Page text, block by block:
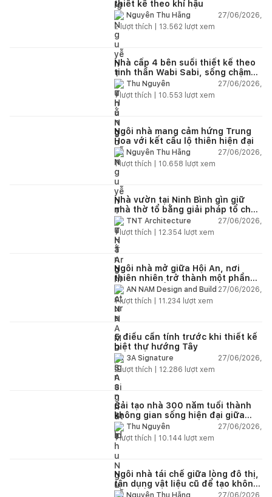
thiết kế theo khí hậu
Nguyễn Thu Hằng
27/06/2026,
2lượt thích | 13.562 lượt xem
Nhà cấp 4 bên suối thiết kế theo
tinh thần Wabi Sabi, sống chậm
giữa thiên nhiên
Thu Nguyễn
27/06/2026,
1lượt thích | 10.553 lượt xem
Ngôi nhà mang cảm hứng Trung
Hoa với kết cấu lộ thiên hiện đại
Nguyễn Thu Hằng
27/06/2026,
1lượt thích | 10.658 lượt xem
Nhà vườn tại Ninh Bình gìn giữ
nhà thờ tổ bằng giải pháp tổ chức
lại không gian
TNT Architecture
27/06/2026,
1lượt thích | 12.354 lượt xem
Ngôi nhà mở giữa Hội An, nơi
thiên nhiên trở thành một phần
của cuộc sống
AN NAM Design and Build 27/06/2026,
1lượt thích | 11.234 lượt xem
5 điều cần tính trước khi thiết kế
biệt thự hướng Tây
3A Signature
27/06/2026,
2lượt thích | 12.286 lượt xem
Cải tạo nhà 300 năm tuổi thành
không gian sống hiện đại giữa
thiên nhiên
Thu Nguyễn
27/06/2026,
1lượt thích | 10.144 lượt xem
Ngôi nhà tái chế giữa lòng đô thị,
tận dụng vật liệu cũ để tạo không
gian sống linh hoạt
27/06/2026,